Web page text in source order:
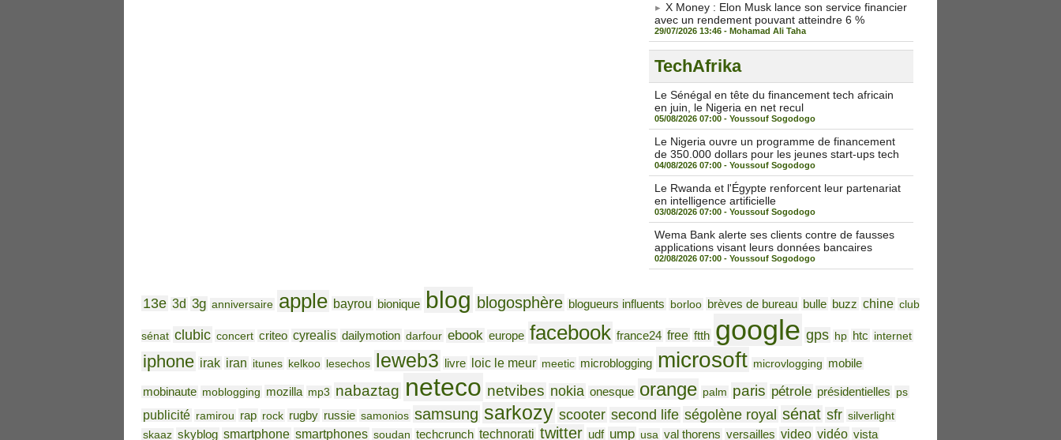
X Money : Elon Musk lance son service financier
avec un rendement pouvant atteindre 6 %
29/07/2026 13:46 - Mohamad Ali Taha
TechAfrika
Le Sénégal en tête du financement tech africain
en juin, le Nigeria en net recul
05/08/2026 07:00 - Youssouf Sogodogo
Le Nigeria ouvre un programme de financement
de 350.000 dollars pour les jeunes start-ups tech
04/08/2026 07:00 - Youssouf Sogodogo
Le Rwanda et l'Égypte renforcent leur partenariat
en intelligence artificielle
03/08/2026 07:00 - Youssouf Sogodogo
Wema Bank alerte ses clients contre de fausses
applications visant leurs données bancaires
02/08/2026 07:00 - Youssouf Sogodogo
13e 3d 3g anniversaire apple bayrou bionique blog blogosphère blogueurs influents borloo brèves de bureau bulle buzz chine club
sénat clubic concert criteo cyrealis dailymotion darfour ebook europe facebook france24 free ftth google gps hp htc internet
iphone irak iran itunes kelkoo lesechos leweb3 livre loic le meur meetic microblogging microsoft microvlogging mobile
mobinaute moblogging mozilla mp3 nabaztag neteco netvibes nokia onesque orange palm paris pétrole présidentielles ps
publicité ramirou rap rock rugby russie samonios samsung sarkozy scooter second life ségolène royal sénat sfr silverlight
skaaz skyblog smartphone smartphones soudan techcrunch technorati twitter udf ump usa val thorens versailles video vidéo vista